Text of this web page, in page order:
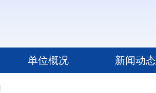
单位概况 新闻动态